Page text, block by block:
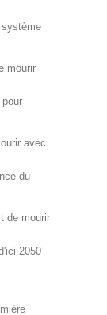
système
mourir
avec
du
de mourir
2050